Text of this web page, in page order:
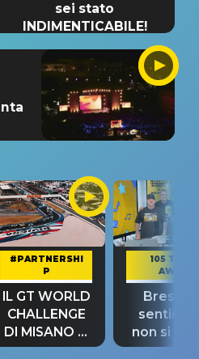
sei stato
INDIMENTICABILE!
#PARTNERSHI
P
IL GT WORLD
CHALLENGE
DI MISANO si
riconferma
105 TAKE
AWAY
Bresh:
non si
fino alla